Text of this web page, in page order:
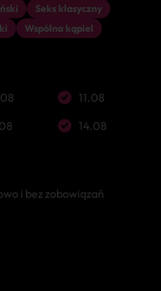
Seks klasyczny
Wspólna kąpiel
11.08
14.08
i bez zobowiązań